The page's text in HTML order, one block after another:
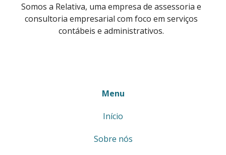
Somos a Relativa, uma empresa de assessoria e
consultoria empresarial com foco em serviços
contábeis e administrativos.
Menu
Início
Sobre nós